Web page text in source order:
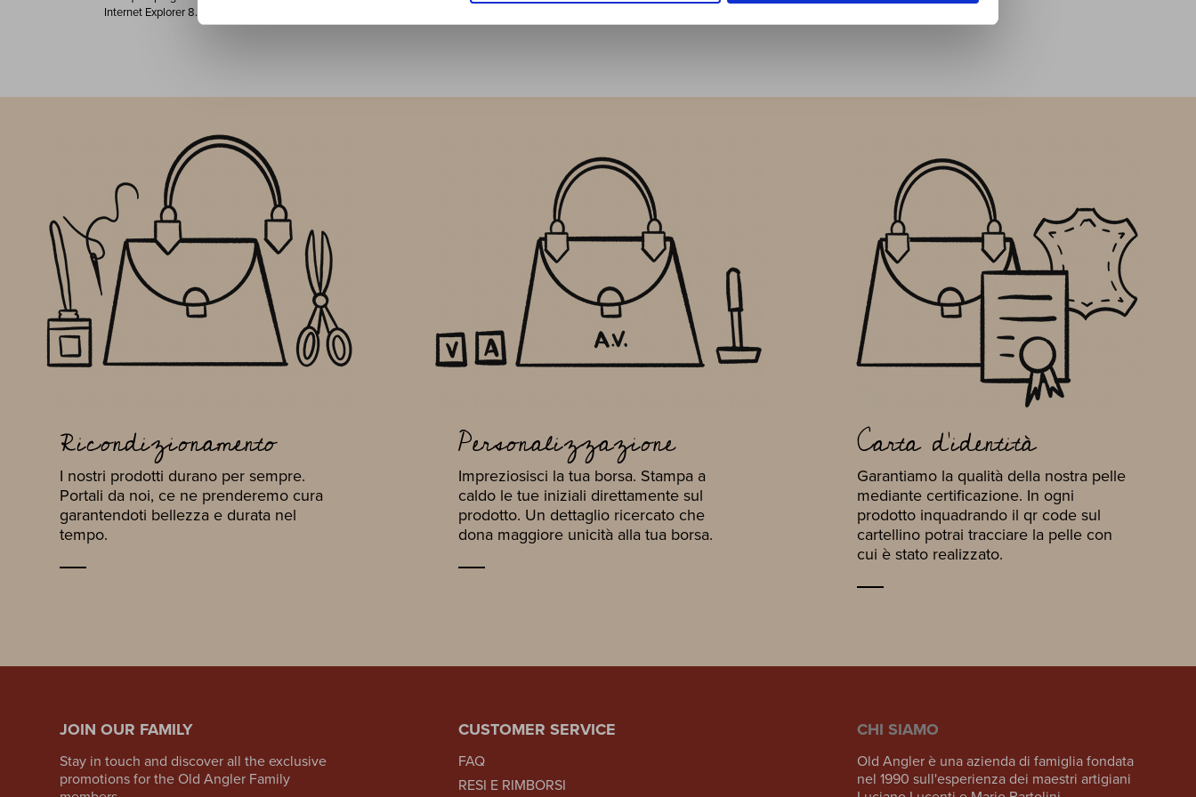
Internet Explorer 8.0 o superiore, Chrome 27, Firefox 20 o superiore.
Ricondizionamento
I nostri prodotti durano per sempre.
Portali da noi, ce ne prenderemo cura
garantendoti bellezza e durata nel
tempo.
Personalizzazione
Impreziosisci la tua borsa. Stampa a
caldo le tue iniziali direttamente sul
prodotto. Un dettaglio ricercato che
dona maggiore unicità alla tua borsa.
Carta d'identità
Garantiamo la qualità della nostra pelle
mediante certificazione. In ogni
prodotto inquadrando il qr code sul
cartellino potrai tracciare la pelle con
cui è stato realizzato.
JOIN OUR FAMILY
Stay in touch and discover all the exclusive
promotions for the Old Angler Family
CUSTOMER SERVICE
FAQ
RESI E RIMBORSI
CHI SIAMO
Old Angler è una azienda di famiglia fondata
nel 1990 sull'esperienza dei maestri artigiani